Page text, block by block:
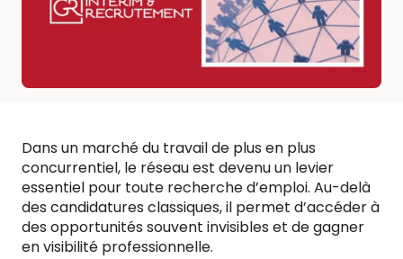
Dans un marché du travail de plus en plus
concurrentiel, le réseau est devenu un levier
essentiel pour toute recherche d’emploi. Au-delà
des candidatures classiques, il permet d’accéder à
des opportunités souvent invisibles et de gagner
en visibilité professionnelle.